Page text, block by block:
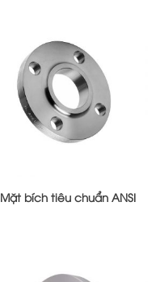
Mặt bích tiêu chuẩn ANSI